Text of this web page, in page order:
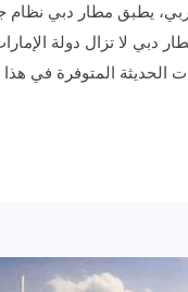
يطبق مطار دبي نظام
دبي لا تزال دولة
الحديثة المتوفرة في